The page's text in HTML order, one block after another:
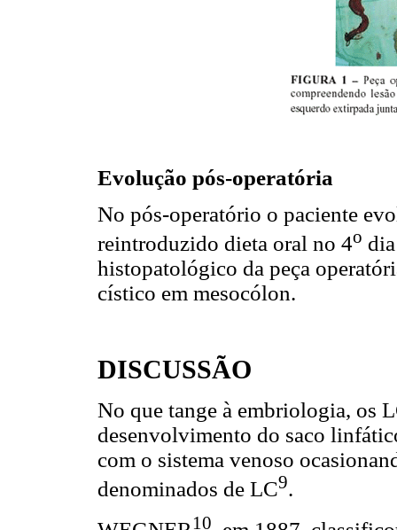
Evolução pós-operatória
No pós-operatório o paciente
reintroduzido dieta oral no 4o
histopatológico da peça
cístico em mesocólon.
DISCUSSÃO
No que tange à embriologia, os
desenvolvimento do saco
com o sistema venoso
denominados de LC9.
10